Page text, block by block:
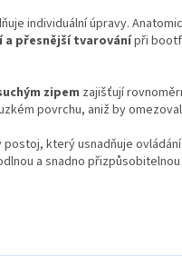
individuální úpravy.
a přesnější tvarovánípři
zipem zajišťují
povrchu, aniž by
který usnadňuje ovládání
a snadno